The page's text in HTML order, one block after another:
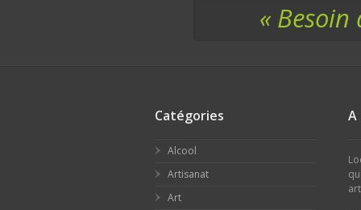
«
Catégories
Alcool
Artisanat
Art
A